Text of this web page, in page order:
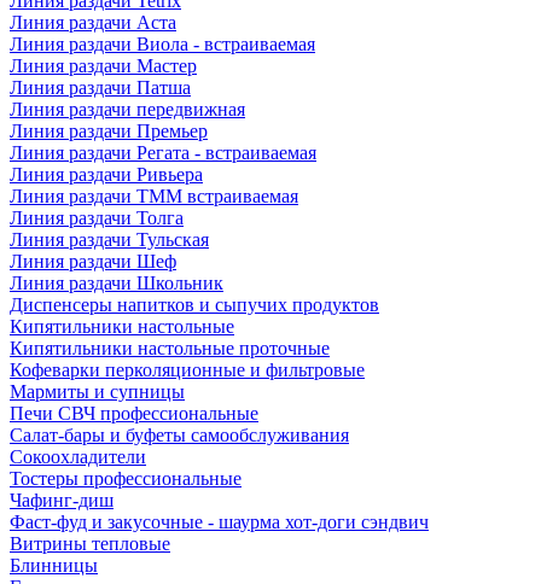
Линия раздачи Аста
Линия раздачи Виола - встраиваемая
Линия раздачи Мастер
Линия раздачи Патша
Линия раздачи передвижная
Линия раздачи Премьер
Линия раздачи Регата - встраиваемая
Линия раздачи Ривьера
Линия раздачи ТММ встраиваемая
Линия раздачи Толга
Линия раздачи Тульская
Линия раздачи Шеф
Линия раздачи Школьник
Диспенсеры напитков и сыпучих продуктов
Кипятильники настольные
Кипятильники настольные проточные
Кофеварки перколяционные и фильтровые
Мармиты и супницы
Печи СВЧ профессиональные
Салат-бары и буфеты самообслуживания
Сокоохладители
Тостеры профессиональные
Чафинг-диш
Фаст-фуд и закусочные - шаурма хот-доги сэндвич
Витрины тепловые
Блинницы